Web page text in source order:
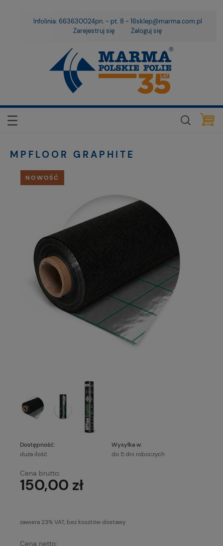
Infolinia: 663630024pn. - pt. 8 - 16sklep@marma.com.pl
Zarejestruj się
Zaloguj się
MPFLOOR GRAPHITE
NOWOŚĆ
Dostępność:
duża ilość
Wysyłka w:
do 5 dni roboczych
Cena brutto:
150,00 zł
zawiera 23% VAT, bez kosztów dostawy
Cena netto: